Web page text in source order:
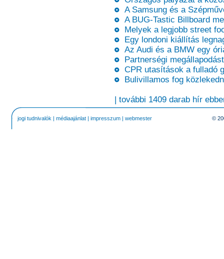
A Samsung és a
A BUG-Tastic Billboard
Melyek a legjobb street
Egy londoni kiállítás
Az Audi és a BMW egy
Partnerségi
CPR utasítások a fulladó
Bulivillamos fog
| további 1409 darab hír
jogi tudnivalók | médiaajánlat | impresszum | webmester ©